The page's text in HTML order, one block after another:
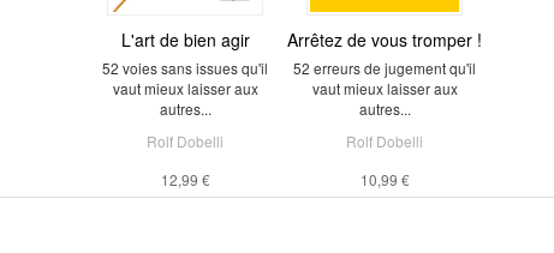
L'art de bien agir
52 voies sans issues qu'il
vaut mieux laisser aux
autres...
Rolf Dobelli
12,99 €
Arrêtez de vous tromper !
52 erreurs de jugement qu'il
vaut mieux laisser aux
autres...
Rolf Dobelli
10,99 €